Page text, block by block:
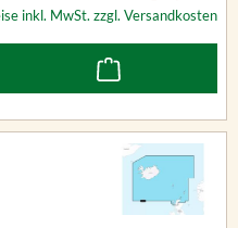
inkl. MwSt. zzgl. Versandkosten